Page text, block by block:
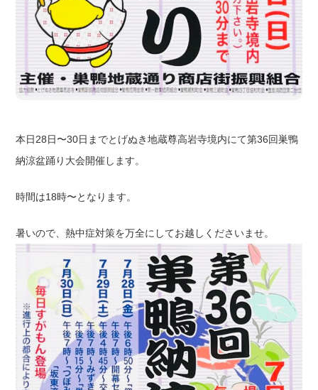
本日28日〜30日までとげぬき地蔵尊高岩寺境内にて第36回巣鴨
納涼盆踊り大会開催します。
時間は18時〜となります。
暑いので、熱中症対策を万全にしてお越しくださいませ。